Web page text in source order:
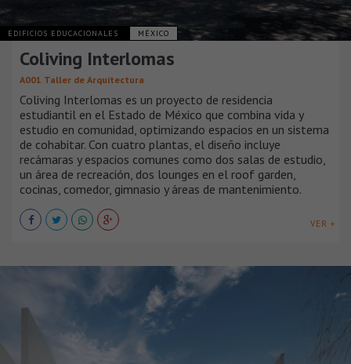
EDIFICIOS EDUCACIONALES MÉXICO
Coliving Interlomas
A001 Taller de Arquitectura
Coliving Interlomas es un proyecto de residencia
estudiantil en el Estado de México que combina vida y
estudio en comunidad, optimizando espacios en un sistema
de cohabitar. Con cuatro plantas, el diseño incluye
recámaras y espacios comunes como dos salas de estudio,
un área de recreación, dos lounges en el roof garden,
cocinas, comedor, gimnasio y áreas de mantenimiento.
VER +